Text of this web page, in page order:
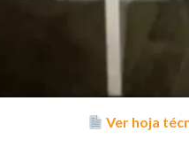
Ver hoja